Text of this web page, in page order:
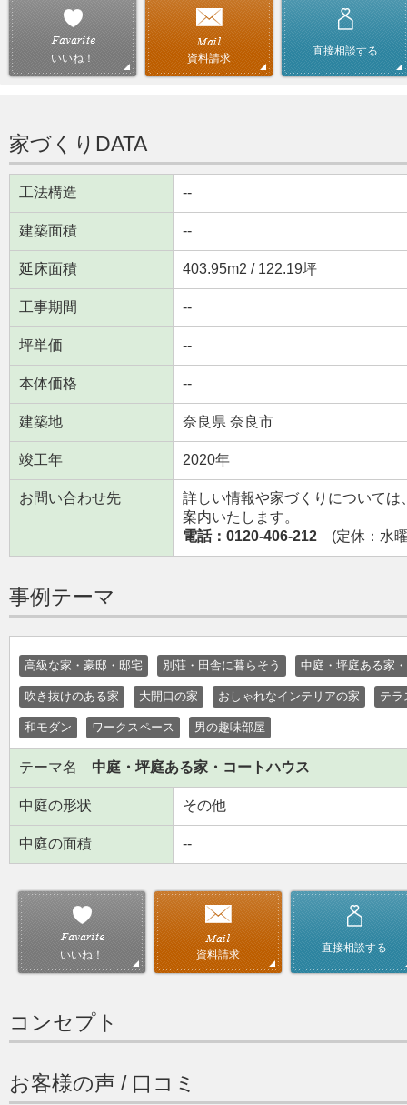
いいね！ 資料請求
直接相談する
家づくりDATA
工法構造 --
建築面積 --
延床面積 403.95m2 / 122.19坪
工事期間 --
坪単価 --
本体価格 --
建築地 奈良県 奈良市
竣工年 2020年
お問い合わせ先
詳しい情報や家づくりについて
案内いたします。
電話：0120-406-212 (定休：水
事例テーマ
高級な家・豪邸・邸宅 別荘・田舎に暮らそう 中庭・坪庭ある家
吹き抜けのある家 大開口の家 おしゃれなインテリアの家 テラ
和モダン ワークスペース 男の趣味部屋
テーマ名 中庭・坪庭ある家・コートハウス
中庭の形状 その他
中庭の面積 --
いいね！ 資料請求
直接相談する
コンセプト
お客様の声 / 口コミ